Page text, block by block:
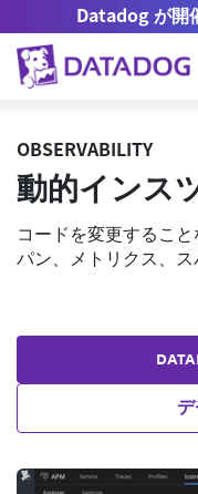
Datadog が開
OBSERVABILITY
動的インス
コードを変更するこ
パン、メトリクス、